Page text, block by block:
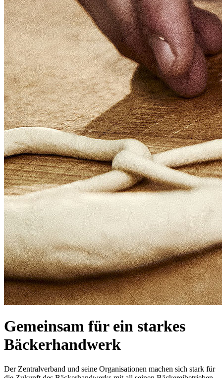
Gemeinsam für ein starkes
Bäckerhandwerk
Der Zentralverband und seine Organisationen machen sich stark für